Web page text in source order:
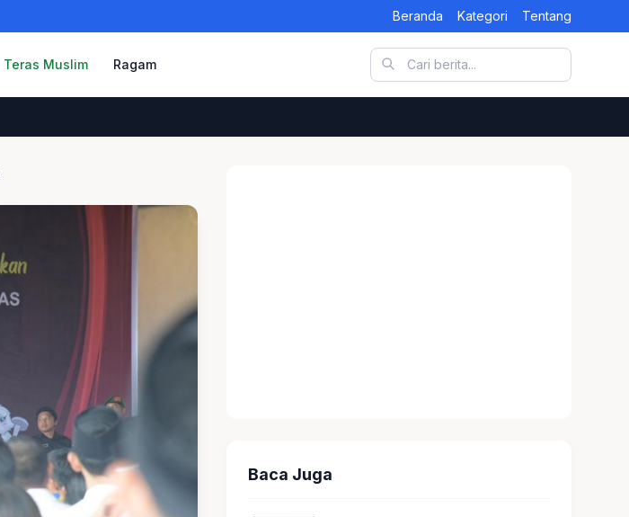
Beranda Kategori Tentang
Teras Muslim Ragam
Baca Juga